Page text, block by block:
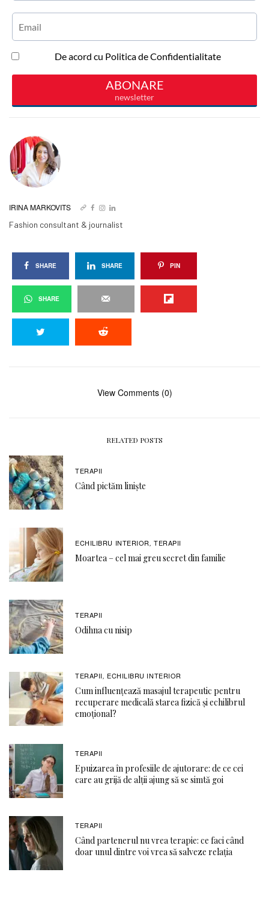
IRINA MARKOVITS
Fashion consultant & journalist
SHARE SHARE PIN
SHARE
View Comments (0)
RELATED POSTS
TERAPII
Când pictăm liniște
ECHILIBRU INTERIOR ,TERAPII
Moartea – cel mai greu secret din familie
TERAPII
Odihna cu nisip
TERAPII, ECHILIBRU INTERIOR
Cum influențează masajul terapeutic pentru
recuperare medicală starea fizică și echilibrul
emoțional?
TERAPII
Epuizarea în profesiile de ajutorare: de ce cei
care au grijă de alții ajung să se simtă goi
TERAPII
Când partenerul nu vrea terapie: ce faci când
doar unul dintre voi vrea să salveze relația